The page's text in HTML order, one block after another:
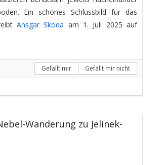
Ein schönes Schlussbild für das
Ansgar Skoda am 1. Juli 2025 auf
Gefällt mir Gefällt mir nicht
Wanderung zu Jelinek-